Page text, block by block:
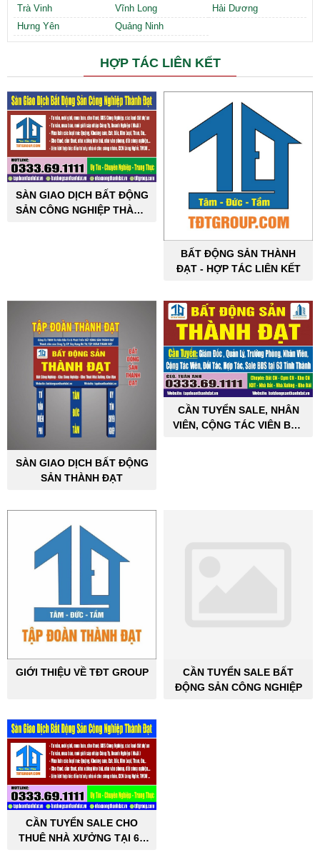
Trà Vinh Vĩnh Long
Hải Dương
Hưng Yên
Quảng Ninh
HỢP TÁC LIÊN KẾT
SÀN GIAO DỊCH BẤT ĐỘNG
SẢN CÔNG NGHIỆP THÀNH
BẤT ĐỘNG SẢN THÀNH
ĐẠT - HỢP TÁC LIÊN KẾT
SÀN GIAO DỊCH BẤT ĐỘNG
SẢN THÀNH ĐẠT
CẦN TUYỂN SALE, NHÂN
VIÊN, CỘNG TÁC VIÊN BẤT
GIỚI THIỆU VỀ TĐT GROUP
CẦN TUYỂN SALE BẤT
ĐỘNG SẢN CÔNG NGHIỆP
CẦN TUYỂN SALE CHO
THUÊ NHÀ XƯỞNG TẠI 63